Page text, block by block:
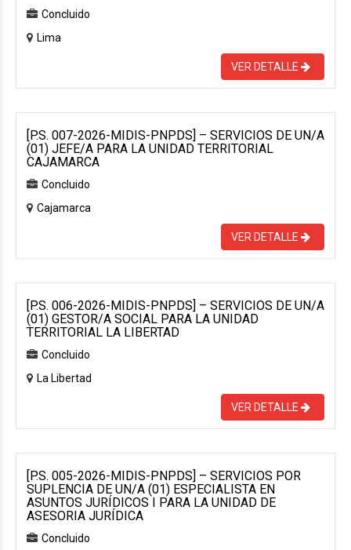
Concluido
Lima
VER DETALLE
[P.S. 007-2026-MIDIS-PNPDS] – SERVICIOS DE UN/A
(01) JEFE/A PARA LA UNIDAD TERRITORIAL
CAJAMARCA
Concluido
Cajamarca
VER DETALLE
[P.S. 006-2026-MIDIS-PNPDS] – SERVICIOS DE UN/A
(01) GESTOR/A SOCIAL PARA LA UNIDAD
TERRITORIAL LA LIBERTAD
Concluido
La Libertad
VER DETALLE
[P.S. 005-2026-MIDIS-PNPDS] – SERVICIOS POR
SUPLENCIA DE UN/A (01) ESPECIALISTA EN
ASUNTOS JURÍDICOS I PARA LA UNIDAD DE
ASESORIA JURÍDICA
Concluido